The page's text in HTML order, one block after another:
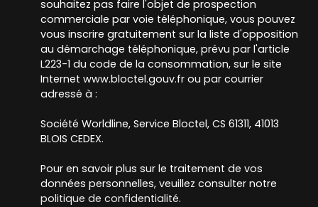
souhaitez pas faire l'objet de prospection
commerciale par voie téléphonique, vous pouvez
vous inscrire gratuitement sur la liste d'opposition
au démarchage téléphonique, prévu par l'article
L223-1 du code de la consommation, sur le site
Internet www.bloctel.gouv.fr ou par courrier
adressé à :
Société Worldline, Service Bloctel, CS 61311, 41013
BLOIS CEDEX.
Pour en savoir plus sur le traitement de vos
données personnelles, veuillez consulter notre
politique de confidentialité.